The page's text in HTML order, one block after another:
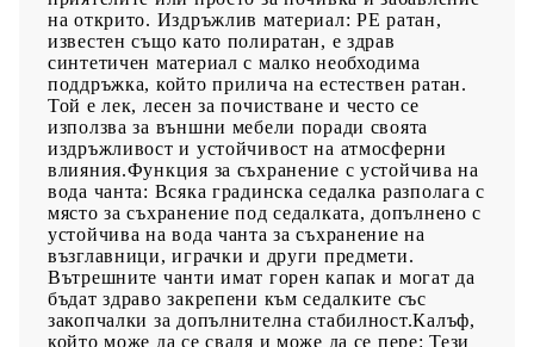
на открито. Издръжлив материал: PE ратан,
известен също като полиратан, е здрав
синтетичен материал с малко необходима
поддръжка, който прилича на естествен ратан.
Той е лек, лесен за почистване и често се
използва за външни мебели поради своята
издръжливост и устойчивост на атмосферни
влияния.Функция за съхранение с устойчива на
вода чанта: Всяка градинска седалка разполага с
място за съхранение под седалката, допълнено с
устойчива на вода чанта за съхранение на
възглавници, играчки и други предмети.
Вътрешните чанти имат горен капак и могат да
бъдат здраво закрепени към седалките със
закопчалки за допълнителна стабилност.Калъф,
който може да се сваля и може да се пере: Тези